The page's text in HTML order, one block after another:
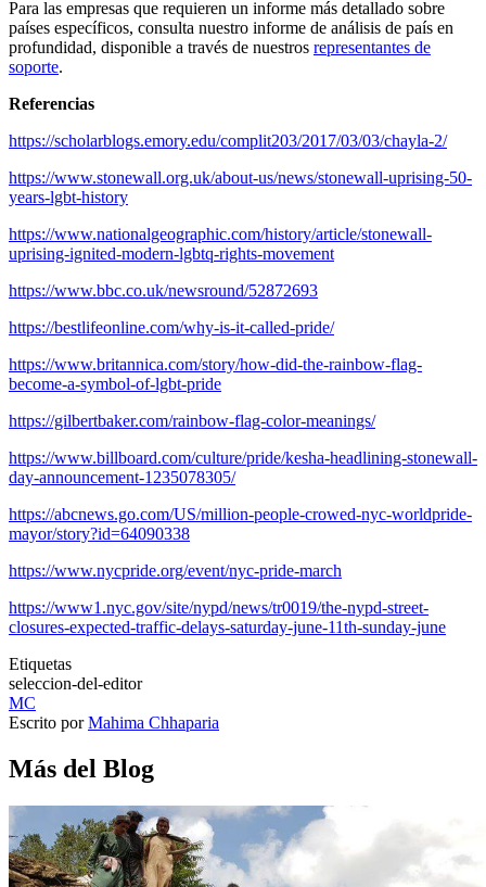
Para las empresas que requieren un informe más detallado sobre
países específicos, consulta nuestro informe de análisis de país en
profundidad, disponible a través de nuestros representantes de
soporte.
Referencias
https://scholarblogs.emory.edu/complit203/2017/03/03/chayla-2/
https://www.stonewall.org.uk/about-us/news/stonewall-uprising-50-
years-lgbt-history
https://www.nationalgeographic.com/history/article/stonewall-
uprising-ignited-modern-lgbtq-rights-movement
https://www.bbc.co.uk/newsround/52872693
https://bestlifeonline.com/why-is-it-called-pride/
https://www.britannica.com/story/how-did-the-rainbow-flag-
become-a-symbol-of-lgbt-pride
https://gilbertbaker.com/rainbow-flag-color-meanings/
https://www.billboard.com/culture/pride/kesha-headlining-stonewall-
day-announcement-1235078305/
https://abcnews.go.com/US/million-people-crowed-nyc-worldpride-
mayor/story?id=64090338
https://www.nycpride.org/event/nyc-pride-march
https://www1.nyc.gov/site/nypd/news/tr0019/the-nypd-street-
closures-expected-traffic-delays-saturday-june-11th-sunday-june
Etiquetas
seleccion-del-editor
MC
Escrito por Mahima Chhaparia
Más del Blog